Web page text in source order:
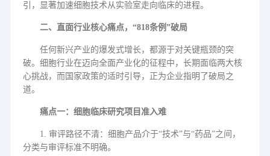
引，显著加速细胞技术从实验室走向临床的进程。
二、直面行业核心痛点， “818条例 ”破局
任何新兴产业的爆发式增长，都源于对关键瓶颈的突
破。细胞行业在迈向全面产业化的征程中，长期面临两大核
心挑战，而国家政策的适时引导，正为企业指明了破局之
道。
痛点一：细胞临床研究项目准入难
1. 审评路径不清：细胞产品介于“技术”与“药品”之间，
分类与审评标准不明确。